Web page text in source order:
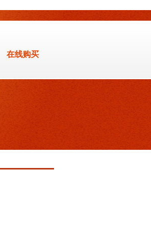
在线购买